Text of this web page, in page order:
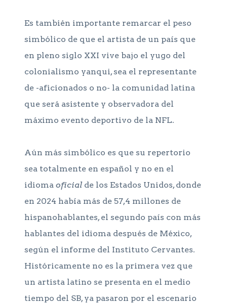
Es también importante remarcar el peso
simbólico de que el artista de un país que
en pleno siglo XXI vive bajo el yugo del
colonialismo yanqui, sea el representante
de -aficionados o no- la comunidad latina
que será asistente y observadora del
máximo evento deportivo de la NFL.
Aún más simbólico es que su repertorio
sea totalmente en español y no en el
idioma oficial de los Estados Unidos, donde
en 2024 había más de 57,4 millones de
hispanohablantes, el segundo país con más
hablantes del idioma después de México,
según el informe del Instituto Cervantes.
Históricamente no es la primera vez que
un artista latino se presenta en el medio
tiempo del SB, ya pasaron por el escenario